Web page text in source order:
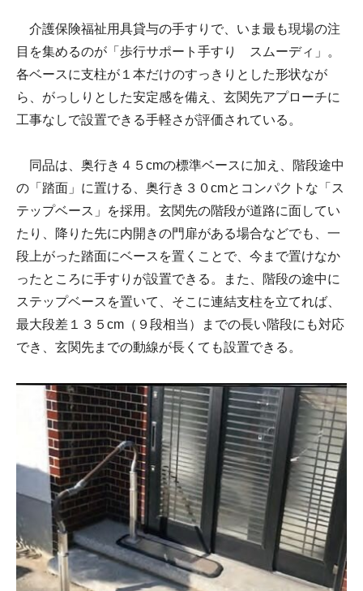
介護保険福祉用具貸与の手すりで、いま最も現場の注
目を集めるのが「歩行サポート手すり スムーディ」。
各ベースに支柱が１本だけのすっきりとした形状なが
ら、がっしりとした安定感を備え、玄関先アプローチに
工事なしで設置できる手軽さが評価されている。
同品は、奥行き４５cmの標準ベースに加え、階段途中
の「踏面」に置ける、奥行き３０cmとコンパクトな「ス
テップベース」を採用。玄関先の階段が道路に面してい
たり、降りた先に内開きの門扉がある場合などでも、一
段上がった踏面にベースを置くことで、今まで置けなか
ったところに手すりが設置できる。また、階段の途中に
ステップベースを置いて、そこに連結支柱を立てれば、
最大段差１３５cm（９段相当）までの長い階段にも対応
でき、玄関先までの動線が長くても設置できる。